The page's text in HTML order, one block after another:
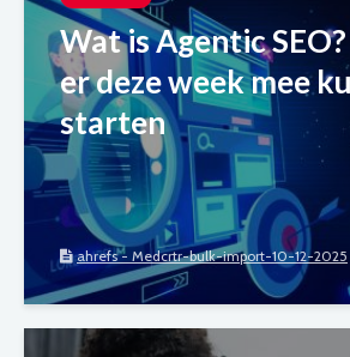
Wat is Agentic
er deze week mee
starten
ahrefs - Medcrtr-bulk-import-10-12-2025